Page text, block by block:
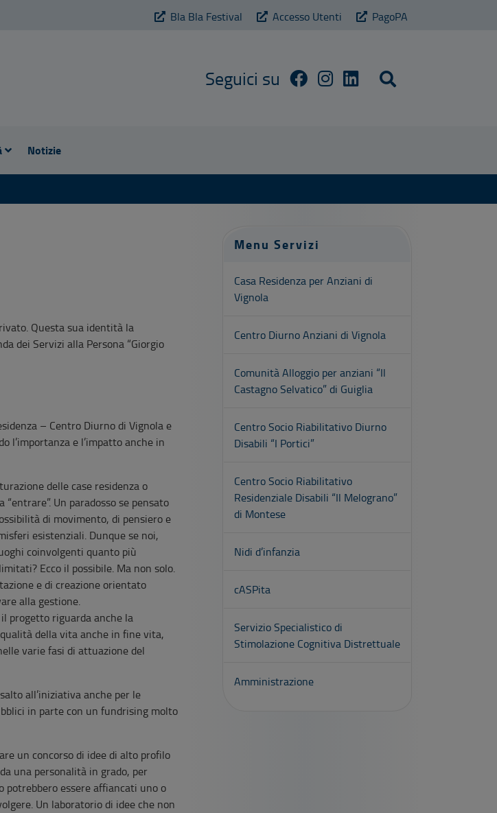
Bla Bla Festival Accesso Utenti PagoPA
Notizie
Questa sua identità la
dei Servizi alla Persona “Giorgio
– Centro Diurno di Vignola e
l’importanza e l’impatto anche in
delle case residenza o
Un paradosso se pensato
di movimento, di pensiero e
esistenziali. Dunque se noi,
coinvolgenti quanto più
Ecco il possibile. Ma non solo.
e di creazione orientato
alla gestione.
progetto riguarda anche la
della vita anche in fine vita,
varie fasi di attuazione del
all’iniziativa anche per le
in parte con un fundrising molto
un concorso di idee di alto profilo
una personalità in grado, per
potrebbero essere affiancati uno o
Un laboratorio di idee che non
Menu Servizi
Casa Residenza per Anziani di
Vignola
Centro Diurno Anziani di Vignola
Comunità Alloggio per anziani “Il
Castagno Selvatico” di Guiglia
Centro Socio Riabilitativo Diurno
Disabili “I Portici”
Centro Socio Riabilitativo
Residenziale Disabili “Il Melograno”
di Montese
Nidi d’infanzia
cASPita
Servizio Specialistico di
Stimolazione Cognitiva Distrettuale
Amministrazione